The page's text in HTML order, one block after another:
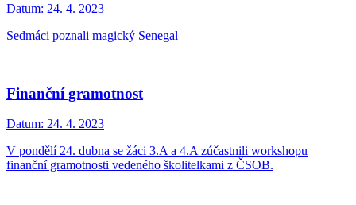
Datum: 24. 4. 2023
Sedmáci poznali magický Senegal
Finanční gramotnost
Datum: 24. 4. 2023
V pondělí 24. dubna se žáci 3.A a 4.A zúčastnili workshopu
finanční gramotnosti vedeného školitelkami z ČSOB.